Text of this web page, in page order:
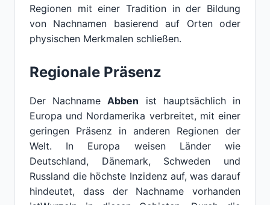
Regionen mit einer Tradition in der Bildung
von Nachnamen basierend auf Orten oder
physischen Merkmalen schließen.
Regionale Präsenz
Der NachnameAbben ist hauptsächlich in
Europa und Nordamerika verbreitet, mit einer
geringen Präsenz in anderen Regionen der
Welt. In Europa weisen Länder wie
Deutschland, Dänemark, Schweden und
Russland die höchste Inzidenz auf, was darauf
hindeutet, dass der Nachname vorhanden